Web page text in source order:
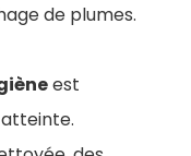
de plumes.
est